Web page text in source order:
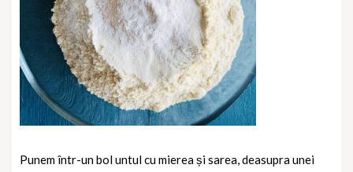
Punem într-un bol untul cu mierea și sarea, deasupra unei